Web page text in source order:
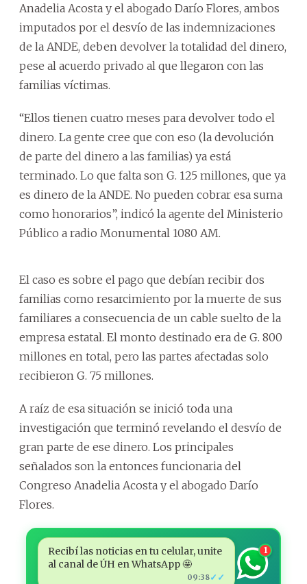
Anadelia Acosta y el abogado Darío Flores, ambos
imputados por el desvío de las indemnizaciones
de la ANDE, deben devolver la totalidad del dinero,
pese al acuerdo privado al que llegaron con las
familias víctimas.
“Ellos tienen cuatro meses para devolver todo el
dinero. La gente cree que con eso (la devolución
de parte del dinero a las familias) ya está
terminado. Lo que falta son G. 125 millones, que ya
es dinero de la ANDE. No pueden cobrar esa suma
como honorarios”, indicó la agente del Ministerio
Público a radio Monumental 1080 AM.
El caso es sobre el pago que debían recibir dos
familias como resarcimiento por la muerte de sus
familiares a consecuencia de un cable suelto de la
empresa estatal. El monto destinado era de G. 800
millones en total, pero las partes afectadas solo
recibieron G. 75 millones.
A raíz de esa situación se inició toda una
investigación que terminó revelando el desvío de
gran parte de ese dinero. Los principales
señalados son la entonces funcionaria del
Congreso Anadelia Acosta y el abogado Darío
Flores.
Recibí las noticias en tu celular, unite
al canal de ÚH en WhatsApp 🤩
09:38✓✓
1